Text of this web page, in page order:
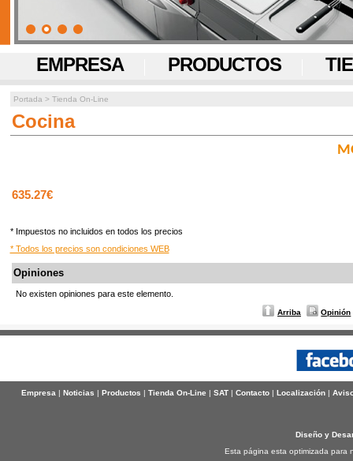
EMPRESA PRODUCTOS
Portada > Tienda On-Line
Cocina
635.27€
* Impuestos no incluidos en todos los precios
* Todos los precios son condiciones WEB
Opiniones
No existen opiniones para este elemento.
Arriba Opinión
Empresa| Noticias | Productos | Tienda On-Line | SAT| Contacto| Localización|
Diseño y
Esta página esta optimizada para